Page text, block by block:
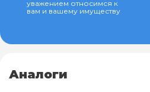
уважением относимся к
вам и вашему имуществу
Аналоги